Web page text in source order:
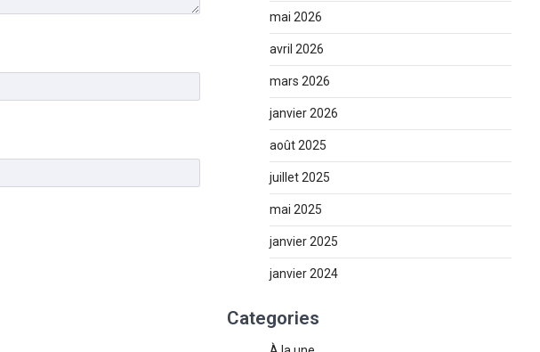
mai 2026
avril 2026
mars 2026
janvier 2026
août 2025
juillet 2025
mai 2025
janvier 2025
janvier 2024
Categories